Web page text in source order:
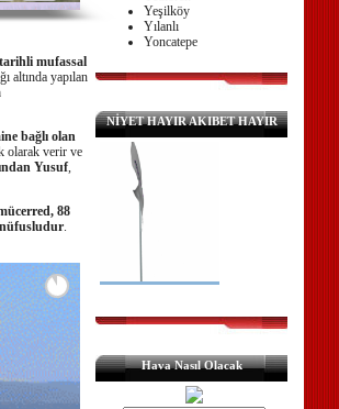
mufassal
altında yapılan
bağlı olan
olarak verir ve
Yusuf,
88
nüfusludur.
Yeşilköy
Yılanlı
Yoncatepe
NİYET HAYIR AKIBET HAYIR
Hava Nasıl Olacak